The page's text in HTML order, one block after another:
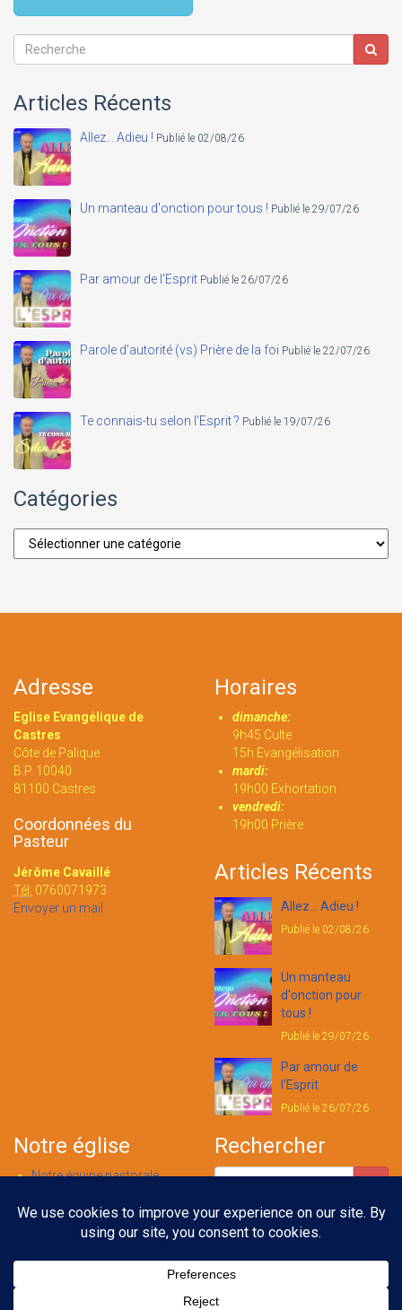
Articles Récents
Allez... Adieu ! Publié le 02/08/26
Un manteau d'onction pour tous ! Publié le 29/07/26
Par amour de l'Esprit Publié le 26/07/26
Parole d'autorité (vs) Prière de la foi Publié le 22/07/26
Te connais-tu selon l'Esprit ? Publié le 19/07/26
Catégories
Catégories
Adresse
Eglise Evangélique de
Castres
Côte de Palique
B.P. 10040
81100 Castres
Coordonnées du
Pasteur
Jérôme Cavaillé
Tél: 0760071973
Envoyer un mail
Horaires
dimanche:
9h45 Culte
15h Evangélisation
mardi:
19h00 Exhortation
vendredi:
19h00 Prière
Articles Récents
Allez... Adieu !
Publié le 02/08/26
Un manteau
d'onction pour
tous !
Publié le 29/07/26
Par amour de
l'Esprit
Publié le 26/07/26
Notre église
Notre équipe pastorale
Notre foi
Rechercher